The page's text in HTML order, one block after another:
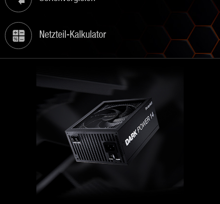
Netzteil-Kalkulator